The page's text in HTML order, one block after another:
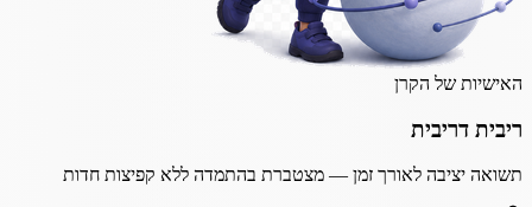
האישיות של הקרן
ריבית דריבית
תשואה יציבה לאורך זמן — מצטברת בהתמדה ללא קפיצות חדות